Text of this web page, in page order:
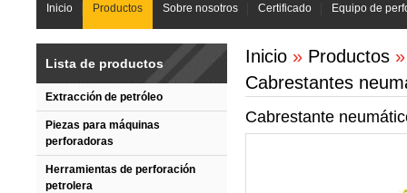
Inicio Productos Sobre nosotros Certificado Equipo de
Lista de productos
Extracción de petróleo
Piezas para máquinas
perforadoras
Herramientas de perforación
petrolera
Inicio » Productos
Cabrestantes
Cabrestante